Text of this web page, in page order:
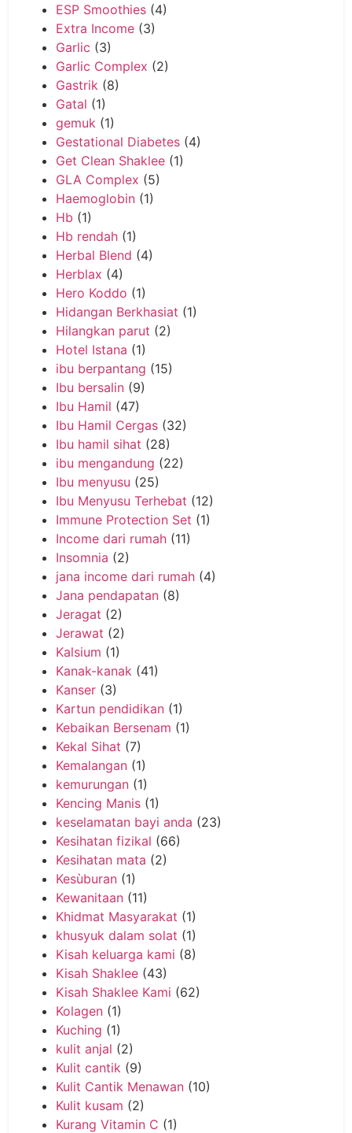
ESP Smoothies (4)
Extra Income (3)
Garlic (3)
Garlic Complex (2)
Gastrik (8)
Gatal (1)
gemuk (1)
Gestational Diabetes (4)
Get Clean Shaklee (1)
GLA Complex (5)
Haemoglobin (1)
Hb (1)
Hb rendah (1)
Herbal Blend (4)
Herblax (4)
Hero Koddo (1)
Hidangan Berkhasiat (1)
Hilangkan parut (2)
Hotel Istana (1)
ibu berpantang (15)
Ibu bersalin (9)
Ibu Hamil (47)
Ibu Hamil Cergas (32)
Ibu hamil sihat (28)
ibu mengandung (22)
Ibu menyusu (25)
Ibu Menyusu Terhebat (12)
Immune Protection Set (1)
Income dari rumah (11)
Insomnia (2)
jana income dari rumah (4)
Jana pendapatan (8)
Jeragat (2)
Jerawat (2)
Kalsium (1)
Kanak-kanak (41)
Kanser (3)
Kartun pendidikan (1)
Kebaikan Bersenam (1)
Kekal Sihat (7)
Kemalangan (1)
kemurungan (1)
Kencing Manis (1)
keselamatan bayi anda (23)
Kesihatan fizikal (66)
Kesihatan mata (2)
Kesùburan (1)
Kewanitaan (11)
Khidmat Masyarakat (1)
khusyuk dalam solat (1)
Kisah keluarga kami (8)
Kisah Shaklee (43)
Kisah Shaklee Kami (62)
Kolagen (1)
Kuching (1)
kulit anjal (2)
Kulit cantik (9)
Kulit Cantik Menawan (10)
Kulit kusam (2)
Kurang Vitamin C (1)